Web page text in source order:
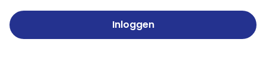
Inloggen